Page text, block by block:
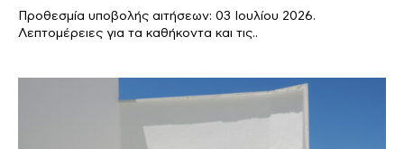
Προθεσμία υποβολής αιτήσεων: 03 Ιουλίου 2026.
Λεπτομέρειες για τα καθήκοντα και τις..